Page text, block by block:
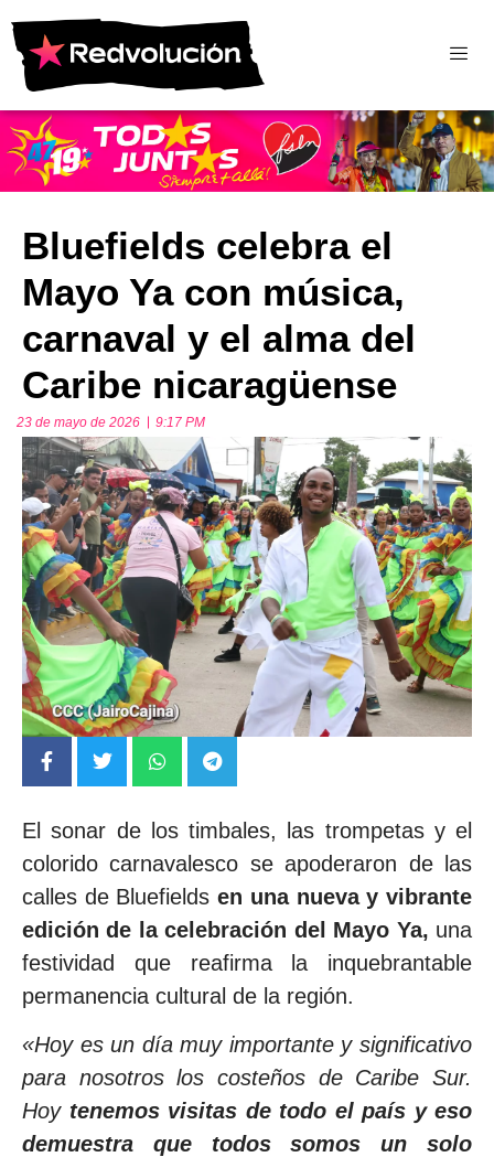
Bluefields celebra el
Mayo Ya con música,
carnaval y el alma del
Caribe nicaragüense
23 de mayo de 2026 9:17 PM
El sonar de los timbales, las trompetas y el
colorido carnavalesco se apoderaron de las
calles de Bluefieldsen una nueva y vibrante
edición de la celebración del Mayo Ya, una
festividad que reafirma la inquebrantable
permanencia cultural de la región.
«Hoy es un día muy importante y significativo
para nosotros los costeños de Caribe Sur.
Hoytenemos visitas de todo el país y eso
demuestra que todos somos un solo